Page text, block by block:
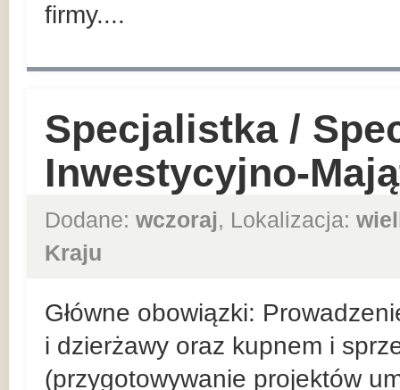
firmy....
Specjalistka /
Inwestycyjno-
Dodane: wczoraj, Lokalizacja:
Kraju
Główne obowiązki:
i dzierżawy oraz kupnem i
(przygotowywanie projektów